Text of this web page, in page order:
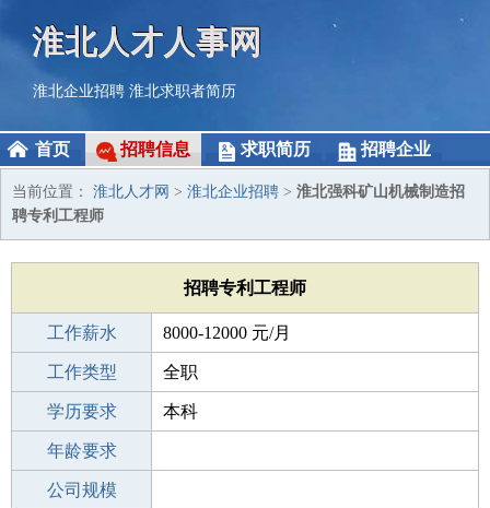
淮北人才人事网
淮北企业招聘 淮北求职者简历
首页 招聘信息 求职简历 招聘企业
当前位置： 淮北人才网 > 淮北企业招聘 > 淮北强科矿山机械制造招
聘专利工程师
招聘专利工程师
工作薪水 8000-12000 元/月
招聘人数 1人
工作类型 全职
性别要求 -
学历要求 本科
工作经验
年龄要求
工作地点
公司规模